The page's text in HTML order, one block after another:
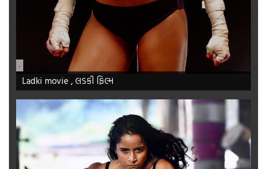
-
Ladki movie , લડકી ફિલ્મ